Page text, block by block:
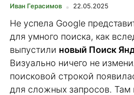
Иван Герасимов 22.05.2025
Не успела Google
для умного поиска, как
выпустили новый Поиск
Визуально ничего не
поисковой строкой
для сложных запросов.